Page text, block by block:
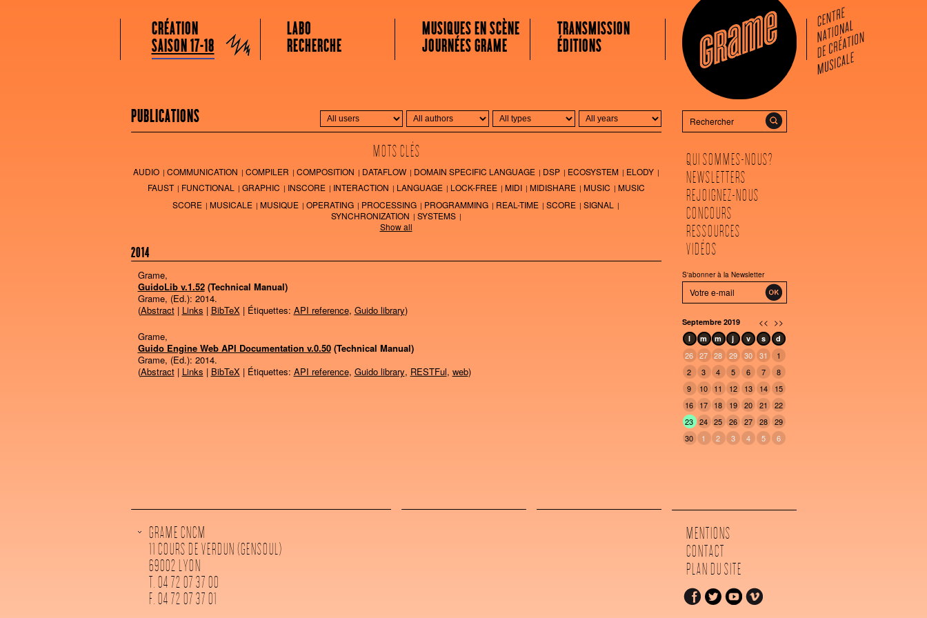
Grame
Menu principal
Aller au contenu principal
Aller au contenu secondaire
CRÉATION
SAISON 17-18
LABO
RECHERCHE
MUSIQUES EN SCÈNE
JOURNÉES GRAME
TRANSMISSION
ÉDITIONS
PUBLICATIONS
MOTS CLÉS
AUDIO COMMUNICATION COMPILER COMPOSITION DATAFLOW DOMAIN SPECIFIC LANGUAGE DSP ECOSYSTEM
ELODY
FAUST
FUNCTIONAL GRAPHIC INSCORE INTERACTION LANGUAGE LOCK-FREE MIDI MIDISHARE MUSIC
MUSIC
SCORE
MUSICALE MUSIQUE OPERATING PROCESSING PROGRAMMING REAL-TIME SCORE
SIGNAL
SYNCHRONIZATION
SYSTEMS
Show all
2014
Grame,
GuidoLib v.1.52 (Technical Manual)
Grame, (Ed.): 2014.
(Abstract| Links | BibTeX| Étiquettes: API reference, Guido library)
Grame,
Guido Engine Web API Documentation v.0.50 (Technical Manual)
Grame, (Ed.): 2014.
(Abstract| Links | BibTeX| Étiquettes: API reference, Guido library, RESTFul, web)
QUI SOMMES-NOUS?
NEWSLETTERS
REJOIGNEZ-NOUS
CONCOURS
RESSOURCES
VIDÉOS
S'abonner à la Newsletter
Septembre 2019 << >>
l m m j v s d
26 27 28 29 30 31
1
2
3 4 5 6 7
8
9
10 11 12 13 14
15
16
17 18 19 20 21
22
23 24 25 26 27 28
29
30
1 2 3 4 5 6
GRAME CNCM
11 COURS DE VERDUN (GENSOUL)
69002 LYON
T. 04 72 07 37 00
F. 04 72 07 37 01
MENTIONS
CONTACT
PLAN DU SITE